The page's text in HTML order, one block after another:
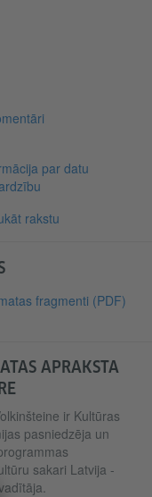
par datu
rakstu
fragmenti (PDF)
APRAKSTA
ir Kultūras
pasniedzēja un
sakari Latvija -
vadītāja.